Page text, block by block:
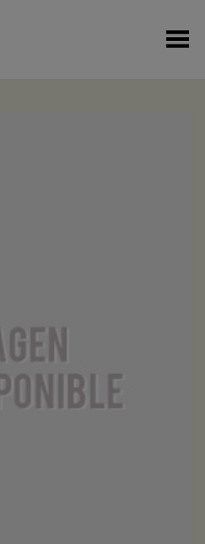
Menú Alterno